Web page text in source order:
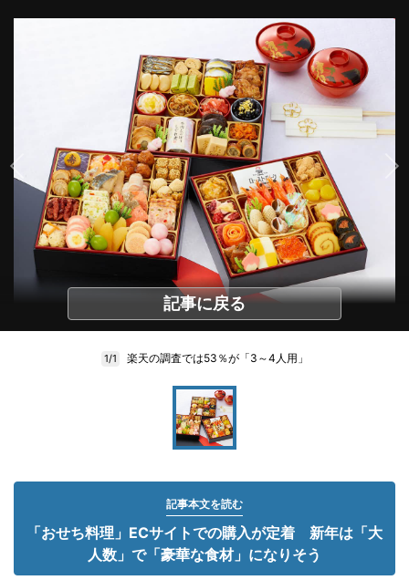
記事に戻る
1/1 楽天の調査では53％が「3～4人用」
記事本文を読む
「おせち料理」ECサイトでの購入が定着 新年は「大
人数」で「豪華な食材」になりそう